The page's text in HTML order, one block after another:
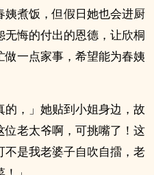
姨煮饭，但假日她也会进厨
悔的付出的恩德，让欣桐
一点家事，希望能为春姨
，」她贴到小姐身边，故
老太爷啊，可挑嘴了！这
不是我老婆子自吹自擂，老